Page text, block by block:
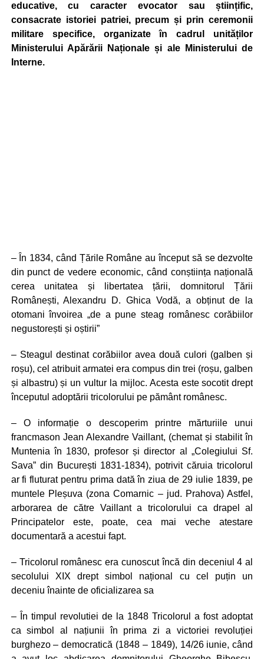
educative, cu caracter evocator sau științific,
consacrate istoriei patriei, precum și prin ceremonii
militare specifice, organizate în cadrul unităților
Ministerului Apărării Naționale și ale Ministerului de
Interne.
– În 1834, când Țările Române au început să se dezvolte
din punct de vedere economic, când conștiința națională
cerea unitatea și libertatea țării, domnitorul Țării
Românești, Alexandru D. Ghica Vodă, a obținut de la
otomani învoirea „de a pune steag românesc corăbiilor
negustorești și oștirii”
– Steagul destinat corăbiilor avea două culori (galben și
roșu), cel atribuit armatei era compus din trei (roșu, galben
și albastru) și un vultur la mijloc. Acesta este socotit drept
începutul adoptării tricolorului pe pământ românesc.
– O informație o descoperim printre mărturiile unui
francmason Jean Alexandre Vaillant, (chemat și stabilit în
Muntenia în 1830, profesor și director al „Colegiului Sf.
Sava” din București 1831-1834), potrivit căruia tricolorul
ar fi fluturat pentru prima dată în ziua de 29 iulie 1839, pe
muntele Pleșuva (zona Comarnic – jud. Prahova) Astfel,
arborarea de către Vaillant a tricolorului ca drapel al
Principatelor este, poate, cea mai veche atestare
documentară a acestui fapt.
– Tricolorul românesc era cunoscut încă din deceniul 4 al
secolului XIX drept simbol național cu cel puțin un
deceniu înainte de oficializarea sa
– În timpul revolutiei de la 1848 Tricolorul a fost adoptat
ca simbol al națiunii în prima zi a victoriei revoluției
burghezo – democratică (1848 – 1849), 14/26 iunie, când